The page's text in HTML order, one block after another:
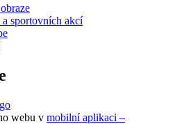
sportovních akcí
webu v mobilní aplikaci –